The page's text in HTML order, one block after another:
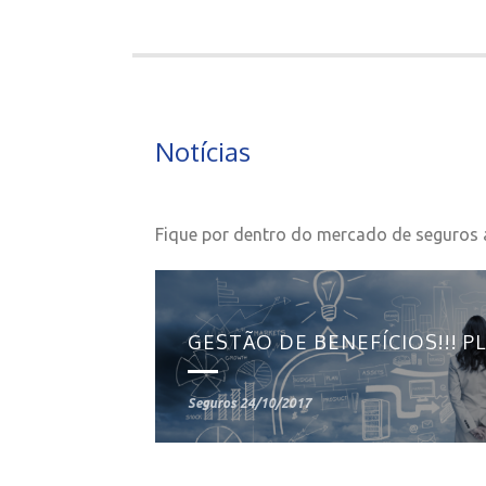
Notícias
Fique por dentro do mercado de seguros
Seguros 24/10/2017